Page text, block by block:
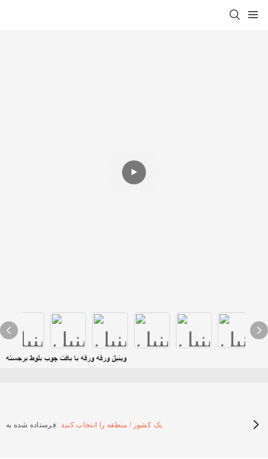
وینیل ورقه ورقه با بافت چوب بلوط برجسته
فرستاده شده به: یک کشور / منطقه را انتخاب کنید